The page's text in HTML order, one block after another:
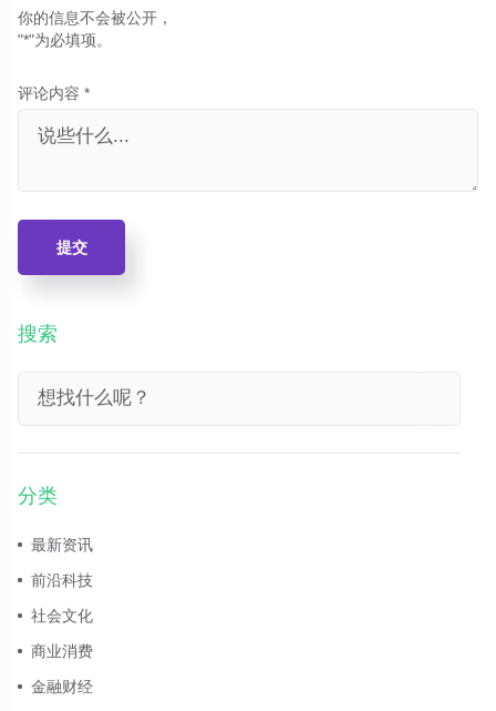
你的信息不会被公开，
"*"为必填项。
评论内容 *
提交
搜索
分类
最新资讯
前沿科技
社会文化
商业消费
金融财经